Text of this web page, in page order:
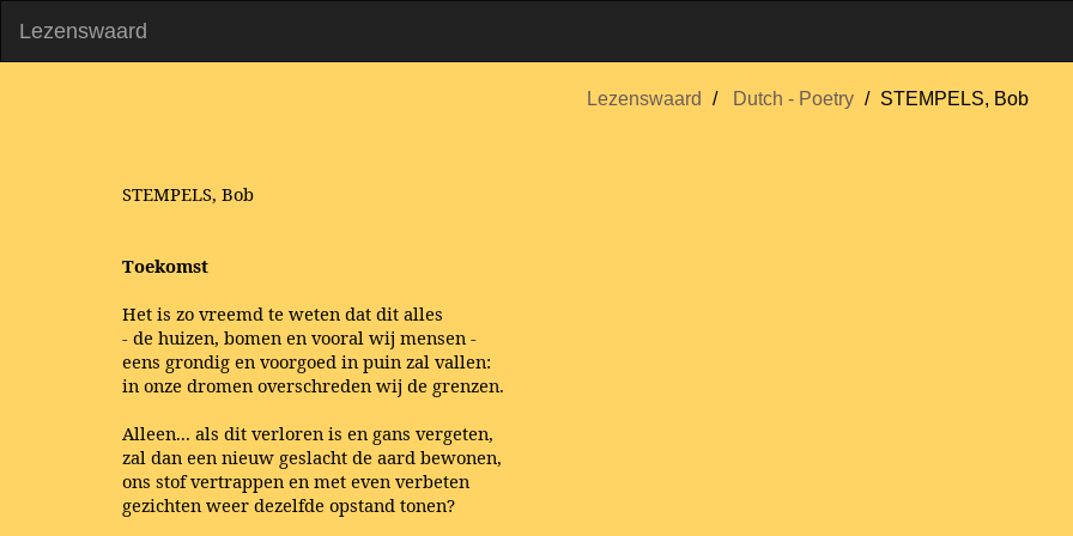
Lezenswaard
Lezenswaard Dutch - Poetry STEMPELS, Bob
STEMPELS, Bob
Toekomst
Het is zo vreemd te weten dat dit alles
- de huizen, bomen en vooral wij mensen -
eens grondig en voorgoed in puin zal vallen:
in onze dromen overschreden wij de grenzen.
Alleen... als dit verloren is en gans vergeten,
zal dan een nieuw geslacht de aard bewonen,
ons stof vertrappen en met even verbeten
gezichten weer dezelfde opstand tonen?